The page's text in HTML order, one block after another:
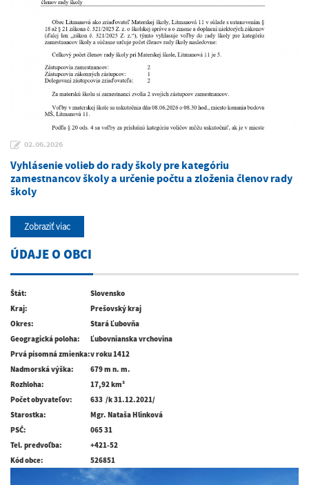
02.06.2026
Vyhlásenie volieb do rady školy pre kategóriu
zamestnancov školy a určenie počtu a zloženia členov rady
školy
Zobraziť viac
ÚDAJE O OBCI
Štát:
Slovensko
Kraj:
Prešovský kraj
Okres:
Stará Ľubovňa
Geogragická poloha:
Ľubovnianska vrchovina
Prvá písomná zmienka:v roku 1412
Nadmorská výška:
679 m n. m.
Rozhloha:
17,92 km²
Počet obyvateľov:
633 /k 31.12.2021/
Starostka:
Mgr. Nataša Hlinková
PSČ:
065 31
Tel. predvoľba:
+421-52
Kód obce:
526851